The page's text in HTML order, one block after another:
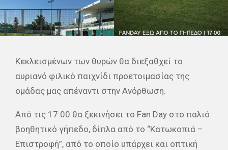
Κεκλεισμένων των θυρών θα διεξαθχεί το
αυριανό φιλικό παιχνίδι προετοιμασίας της
ομάδας μας απέναντι στην Ανόρθωση.
Από τις 17:00 θα ξεκινήσει το Fan Day στο παλιό
βοηθητικό γήπεδο, δίπλα από το “Κατωκοπιά –
Επιστροφή”, από το οποίο υπάρχει και οπτική